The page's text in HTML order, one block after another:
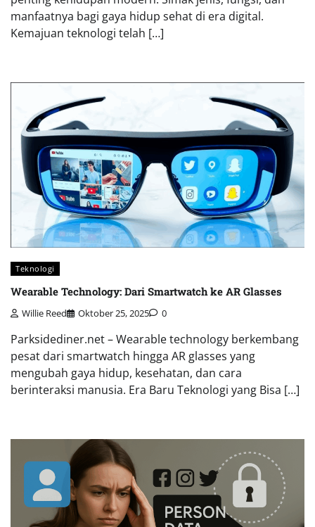
manfaatnya bagi gaya hidup sehat di era digital.
Kemajuan teknologi telah […]
Teknologi
Wearable Technology: Dari Smartwatch ke AR Glasses
Willie Reed Oktober 25, 2025 0
Parksidediner.net – Wearable technology berkembang
pesat dari smartwatch hingga AR glasses yang
mengubah gaya hidup, kesehatan, dan cara
berinteraksi manusia. Era Baru Teknologi yang Bisa […]